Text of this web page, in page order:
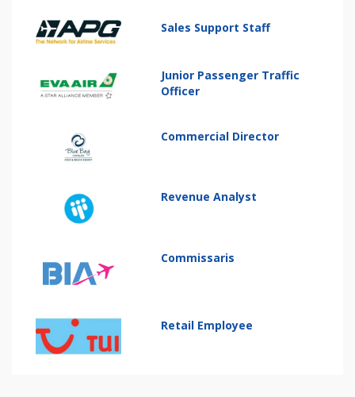
Sales Support Staff
Junior Passenger Traffic
Officer
Commercial Director
Revenue Analyst
Commissaris
Retail Employee